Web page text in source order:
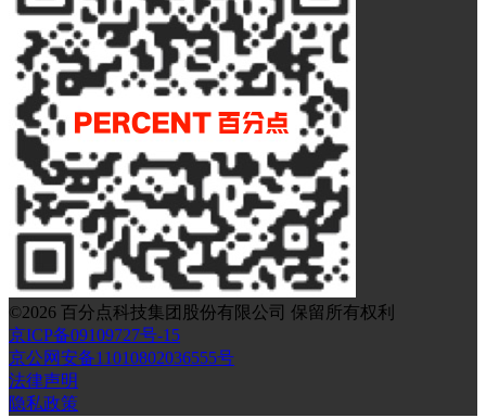
©2026 百分点科技集团股份有限公司 保留所有权利
京ICP备09109727号-15
京公网安备11010802036555号
法律声明
隐私政策